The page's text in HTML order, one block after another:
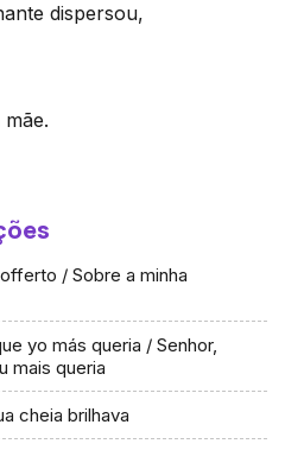
dispersou,
/ Sobre a minha
yo más queria / Senhor,
mais queria
cheia brilhava